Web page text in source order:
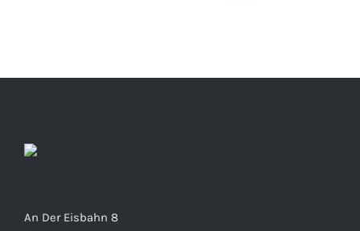
An Der Eisbahn 8